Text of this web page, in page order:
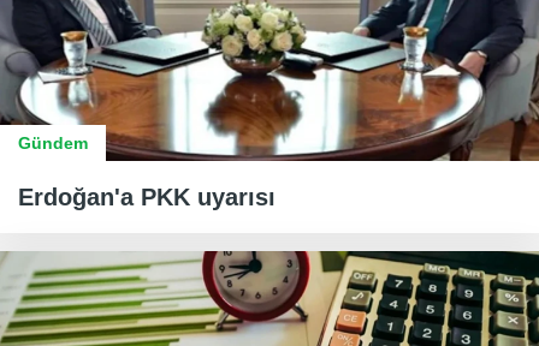
Gündem
Erdoğan'a PKK uyarısı